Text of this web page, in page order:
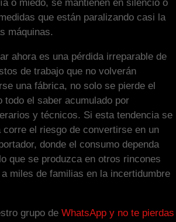
o miedo, se mantienen en silencio o
que están paralizando casi la
máquinas.
ahora es una pérdida irreparable de
de trabajo que no volverán
una fábrica, no solo se pierde el
todo el saber acumulado por
y técnicos. Si esta tendencia se
corre el riesgo de convertirse en un
donde el consumo dependa
que se produzca en otros rincones
miles de familias en la incertidumbre
grupo de WhatsApp y no te pierdas